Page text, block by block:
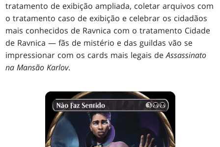
tratamento de exibição ampliada, coletar arquivos com
o tratamento caso de exibição e celebrar os cidadãos
mais conhecidos de Ravnica com o tratamento Cidade
de Ravnica — fãs de mistério e das guildas vão se
impressionar com os cards mais legais deAssassinato
na Mansão Karlov.